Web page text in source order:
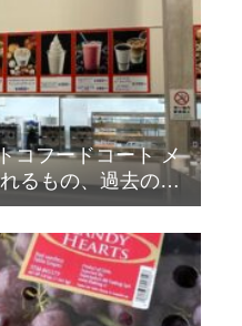
コフードコート メ
るもの、過去の人
底解説！